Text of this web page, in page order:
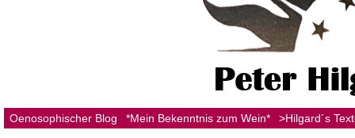
Oenosophischer Blog *Mein Bekenntnis zum Wein* >Hilgard´s